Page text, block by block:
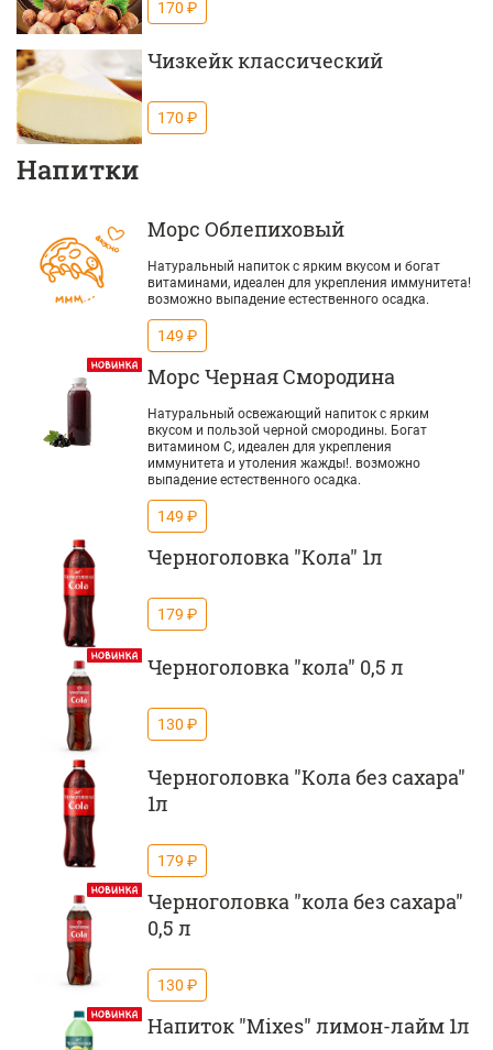
170 ₽
Чизкейк класcический
170 ₽
Напитки
Морс Облепиховый
Натуральный напиток с ярким вкусом и богат
витаминами, идеален для укрепления иммунитета!
возможно выпадение естественного осадка.
149 ₽
Морс Черная Смородина
Натуральный освежающий напиток с ярким
вкусом и пользой черной смородины. Богат
витамином С, идеален для укрепления
иммунитета и утоления жажды!. возможно
выпадение естественного осадка.
149 ₽
Черноголовка "Кола" 1л
179 ₽
Черноголовка "кола" 0,5 л
130 ₽
Черноголовка "Кола без сахара"
1л
179 ₽
Черноголовка "кола без сахара"
0,5 л
130 ₽
Напиток "Mixes" лимон-лайм 1л